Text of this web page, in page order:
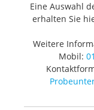
Eine Auswahl
erhalten Sie
Weitere
Mobil: